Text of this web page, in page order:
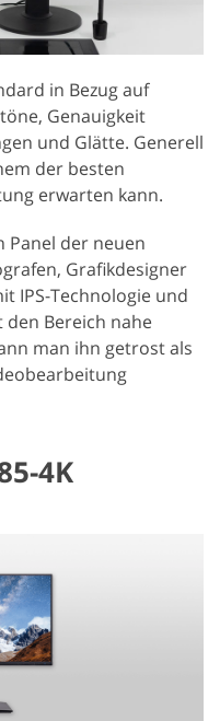
in Bezug auf
Genauigkeit
und Glätte. Generell
der besten
erwarten kann.
Panel der neuen
Grafikdesigner
IPS-Technologie und
den Bereich nahe
man ihn getrost als
4K